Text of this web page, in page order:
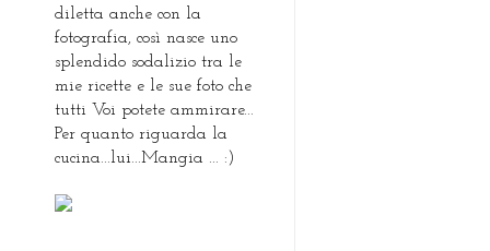
diletta anche con la
fotografia, così nasce uno
splendido sodalizio tra le
mie ricette e le sue foto che
tutti Voi potete ammirare...
Per quanto riguarda la
cucina...lui...Mangia ... :)